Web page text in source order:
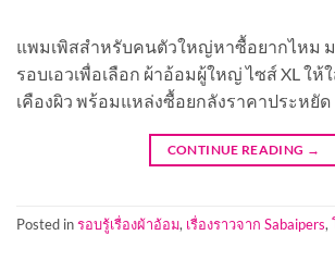
แพมเพิสสำหรับคนตัวใหญ่หาซื้อยากไหม
รอบเอวเพื่อเลือก ผ้าอ้อมผู้ใหญ่ ไซส์ XL ให้
เคืองผิว พร้อมแหล่งซื้อยกลังราคาประหยัด
CONTINUE READING →
Posted inรอบรู้เรื่องผ้าอ้อม, เรื่องราวจาก Sabaipers,